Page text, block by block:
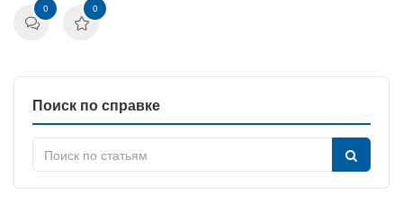
0 0
Поиск по справке